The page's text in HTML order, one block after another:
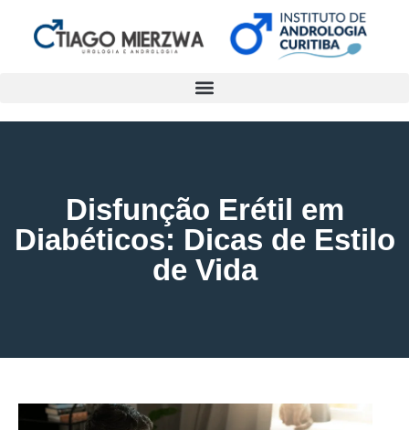
Disfunção Erétil em
Diabéticos: Dicas de Estilo
de Vida